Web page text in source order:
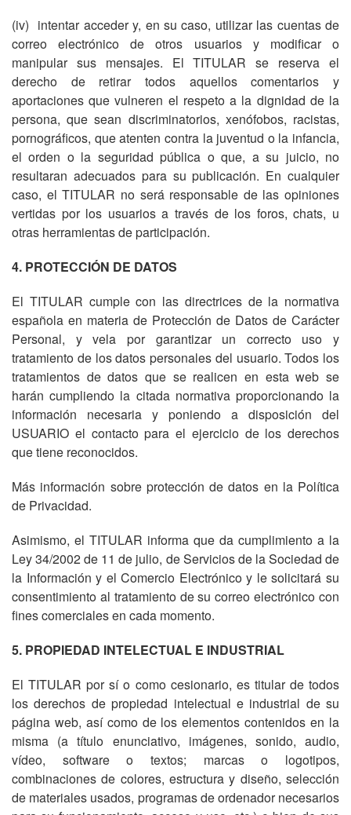
(iv) intentar acceder y, en su caso, utilizar las cuentas de
correo electrónico de otros usuarios y modificar o
manipular sus mensajes. El TITULAR se reserva el
derecho de retirar todos aquellos comentarios y
aportaciones que vulneren el respeto a la dignidad de la
persona, que sean discriminatorios, xenófobos, racistas,
pornográficos, que atenten contra la juventud o la infancia,
el orden o la seguridad pública o que, a su juicio, no
resultaran adecuados para su publicación. En cualquier
caso, el TITULAR no será responsable de las opiniones
vertidas por los usuarios a través de los foros, chats, u
otras herramientas de participación.
4. PROTECCIÓN DE DATOS
El TITULAR cumple con las directrices de la normativa
española en materia de Protección de Datos de Carácter
Personal, y vela por garantizar un correcto uso y
tratamiento de los datos personales del usuario. Todos los
tratamientos de datos que se realicen en esta web se
harán cumpliendo la citada normativa proporcionando la
información necesaria y poniendo a disposición del
USUARIO el contacto para el ejercicio de los derechos
que tiene reconocidos.
Más información sobre protección de datos en la Política
de Privacidad.
Asimismo, el TITULAR informa que da cumplimiento a la
Ley 34/2002 de 11 de julio, de Servicios de la Sociedad de
la Información y el Comercio Electrónico y le solicitará su
consentimiento al tratamiento de su correo electrónico con
fines comerciales en cada momento.
5. PROPIEDAD INTELECTUAL E INDUSTRIAL
El TITULAR por sí o como cesionario, es titular de todos
los derechos de propiedad intelectual e industrial de su
página web, así como de los elementos contenidos en la
misma (a título enunciativo, imágenes, sonido, audio,
vídeo, software o textos; marcas o logotipos,
combinaciones de colores, estructura y diseño, selección
de materiales usados, programas de ordenador necesarios